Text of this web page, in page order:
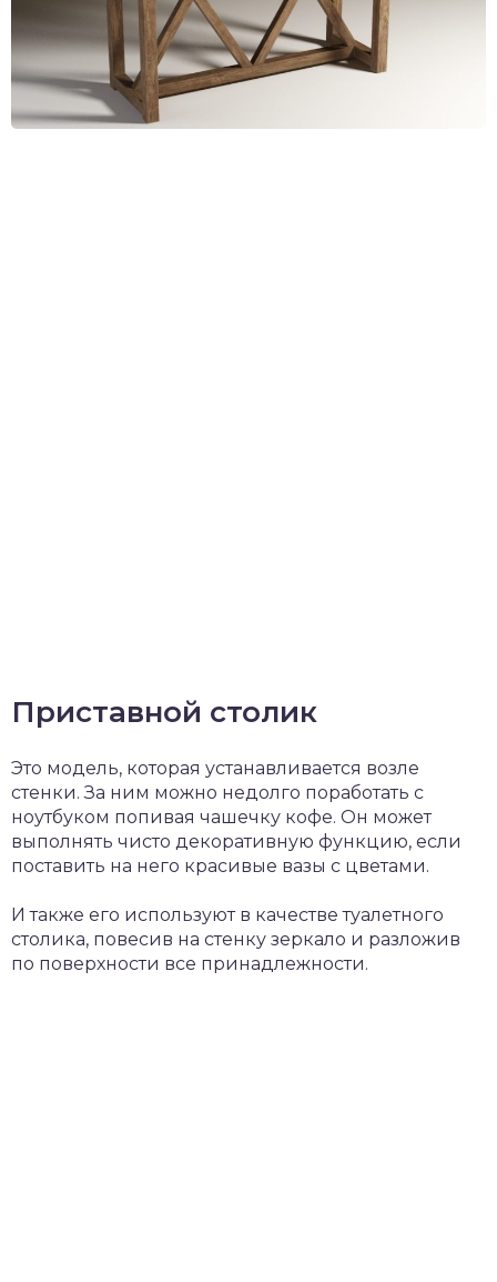
Приставной столик
Это модель, которая устанавливается возле
стенки. За ним можно недолго поработать с
ноутбуком попивая чашечку кофе. Он может
выполнять чисто декоративную функцию, если
поставить на него красивые вазы с цветами.
И также его используют в качестве туалетного
столика, повесив на стенку зеркало и разложив
по поверхности все принадлежности.